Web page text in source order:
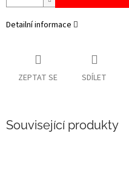
Detailní informace
ZEPTAT SE SDÍLET
Související produkty